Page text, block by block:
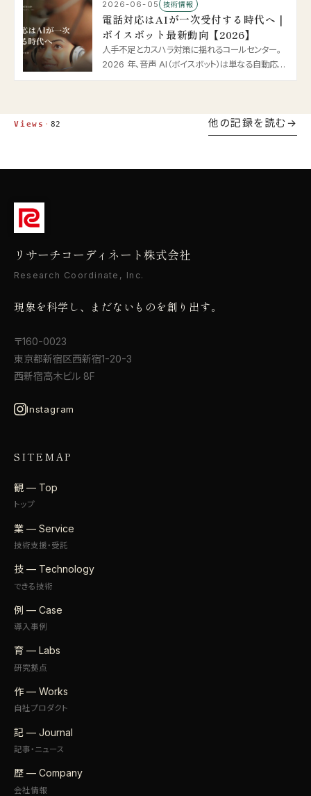
ます。
2026-06-05 技術情報
電話対応はAIが一次受付する時代へ｜
ボイスボット最新動向【2026】
人手不足とカスハラ対策に揺れるコールセンター。
2026 年、音声 AI（ボイスボット）は単なる自動応答
Views · 82 他の記録を読む
リサーチコーディネート株式会社
Research Coordinate, Inc.
現象を科学し、まだないものを創り出す。
〒160-0023
東京都新宿区西新宿1-20-3
西新宿高木ビル 8F
Instagram
SITEMAP
観 — Top
トップ
業 — Service
技術支援・受託
技 — Technology
できる技術
例 — Case
導入事例
育 — Labs
研究拠点
作 — Works
自社プロダクト
記 — Journal
記事・ニュース
歴 — Company
会社情報